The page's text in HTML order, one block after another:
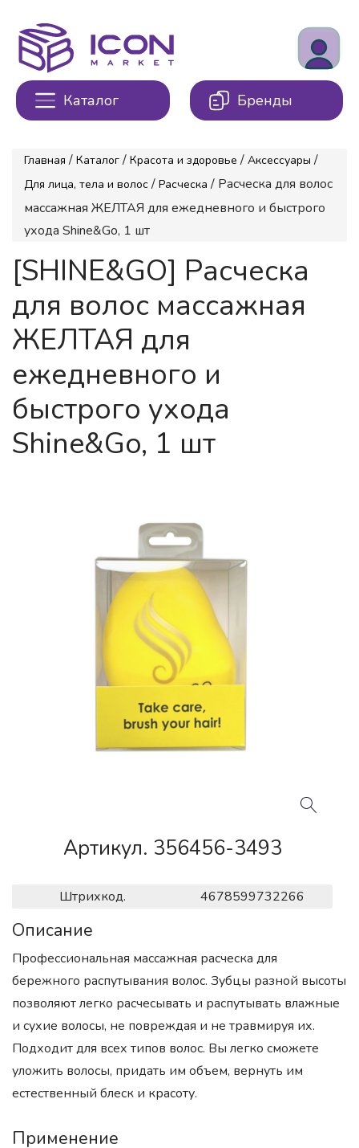
Каталог Бренды
Главная / Каталог / Красота и здоровье / Аксессуары /
Для лица, тела и волос / Расческа / Расческа для волос
массажная ЖЕЛТАЯ для ежедневного и быстрого
ухода Shine&Go, 1 шт
[SHINE&GO] Расческа
для волос массажная
ЖЕЛТАЯ для
ежедневного и
быстрого ухода
Shine&Go, 1 шт
Артикул. 356456-3493
Штрихкод. 4678599732266
Описание
Профессиональная массажная расческа для
бережного распутывания волос. Зубцы разной высоты
позволяют легко расчесывать и распутывать влажные
и сухие волосы, не повреждая и не травмируя их.
Подходит для всех типов волос. Вы легко сможете
уложить волосы, придать им объем, вернуть им
естественный блеск и красоту.
Применение